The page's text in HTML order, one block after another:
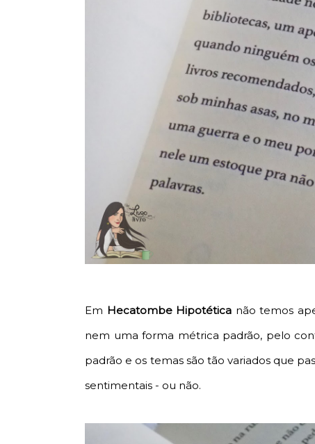
Em Hecatombe Hipotética não temos
nem uma forma métrica padrão, pelo
padrão e os temas são tão variados que
sentimentais - ou não.